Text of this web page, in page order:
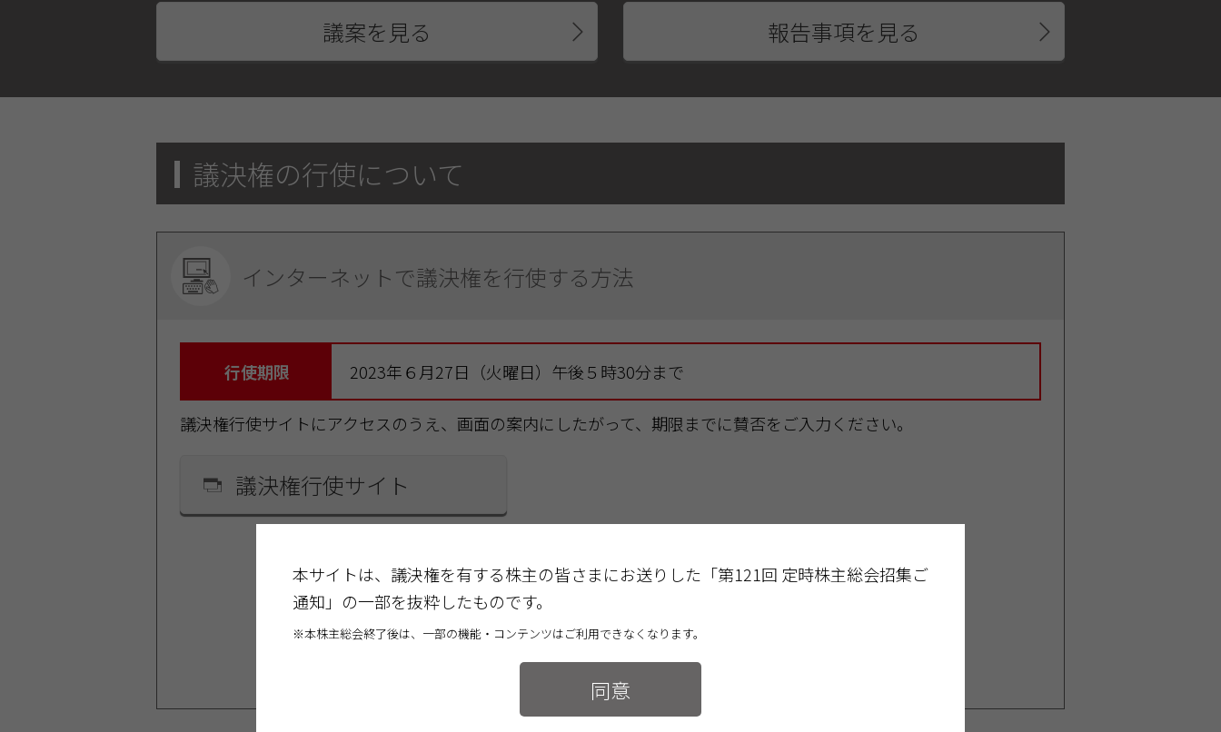
議案を見る 報告事項を見る
議決権の行使について
インターネットで議決権を行使する方法
行使期限 2023年６月27日（火曜日） 午後５時30分まで
議決権行使サイトにアクセスのうえ、画面の案内にしたがって、期限までに賛否をご入力ください。
議決権行使サイト
議決権行使サイトに関するお問い合わせ
三菱UFJ信託銀行株式会社証券代行部（ヘルプデスク）
電話：0120－173－027（通話料無料）受付時間：午前9：00～午後9：00
本サイトは、議決権を有する株主の皆さまにお送りした「第121回 定時株主総会招集ご
通知」の一部を抜粋したものです。
※本株主総会終了後は、一部の機能・コンテンツはご利用できなくなります。
同意